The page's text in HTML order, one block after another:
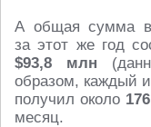
А общая сумма
за этот же год
$93,8 млн
образом, каждый
получил около
месяц.